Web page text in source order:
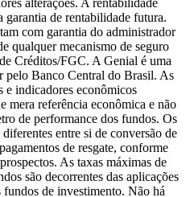
alterações. A rentabilidade
garantia de rentabilidade futura.
com garantia do administrador
qualquer mecanismo de seguro
Créditos/FGC. A Genial é uma
pelo Banco Central do Brasil. As
e indicadores econômicos
mera referência econômica e não
de performance dos fundos. Os
entre si de conversão de
de resgate, conforme
As taxas máximas de
são decorrentes das aplicações
fundos de investimento. Não há